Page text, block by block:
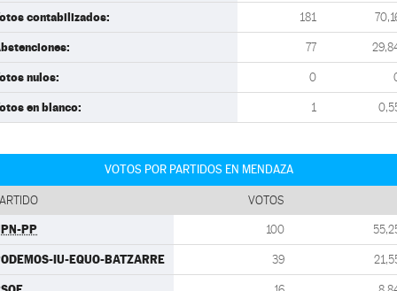
contabilizados: 181
77
nulos: 0
en blanco: 1
VOTOS POR PARTIDOS EN MENDAZA
VOTOS
PP 100
IU-EQUO-BATZARRE 39